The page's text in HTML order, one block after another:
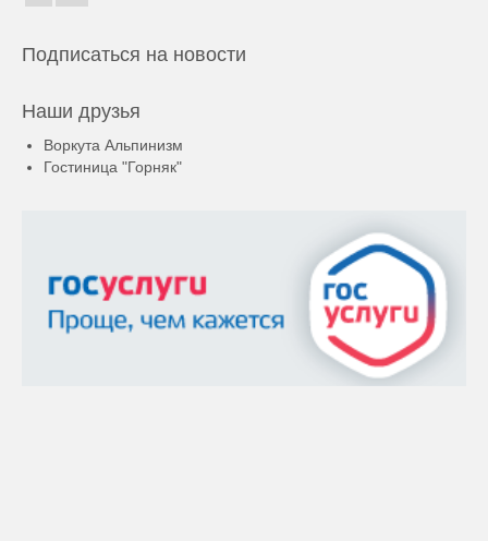
Подписаться на новости
Наши друзья
Воркута Альпинизм
Гостиница "Горняк"